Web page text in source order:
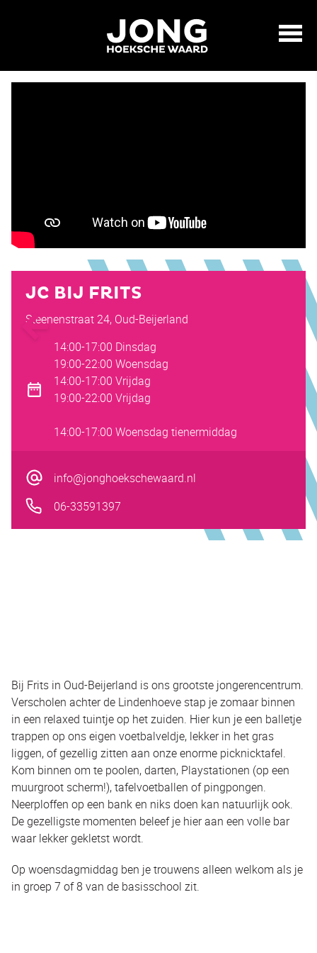
JC BIJ FRITS
Steenenstraat 24, Oud-Beijerland
14:00-17:00 Dinsdag
19:00-22:00 Woensdag
14:00-17:00 Vrijdag
19:00-22:00 Vrijdag
14:00-17:00 Woensdag tienermiddag
info@jonghoekschewaard.nl
06-33591397
Bij Frits in Oud-Beijerland is ons grootste jongerencentrum.
Verscholen achter de Lindenhoeve stap je zomaar binnen
in een relaxed tuintje op het zuiden. Hier kun je een balletje
trappen op ons eigen voetbalveldje, lekker in het gras
liggen, of gezellig zitten aan onze enorme picknicktafel.
Kom binnen om te poolen, darten, Playstationen (op een
muurgroot scherm!), tafelvoetballen of pingpongen.
Neerploffen op een bank en niks doen kan natuurlijk ook.
De gezelligste momenten beleef je hier aan een volle bar
waar lekker gekletst wordt.
Op woensdagmiddag ben je trouwens alleen welkom als je
in groep 7 of 8 van de basisschool zit.